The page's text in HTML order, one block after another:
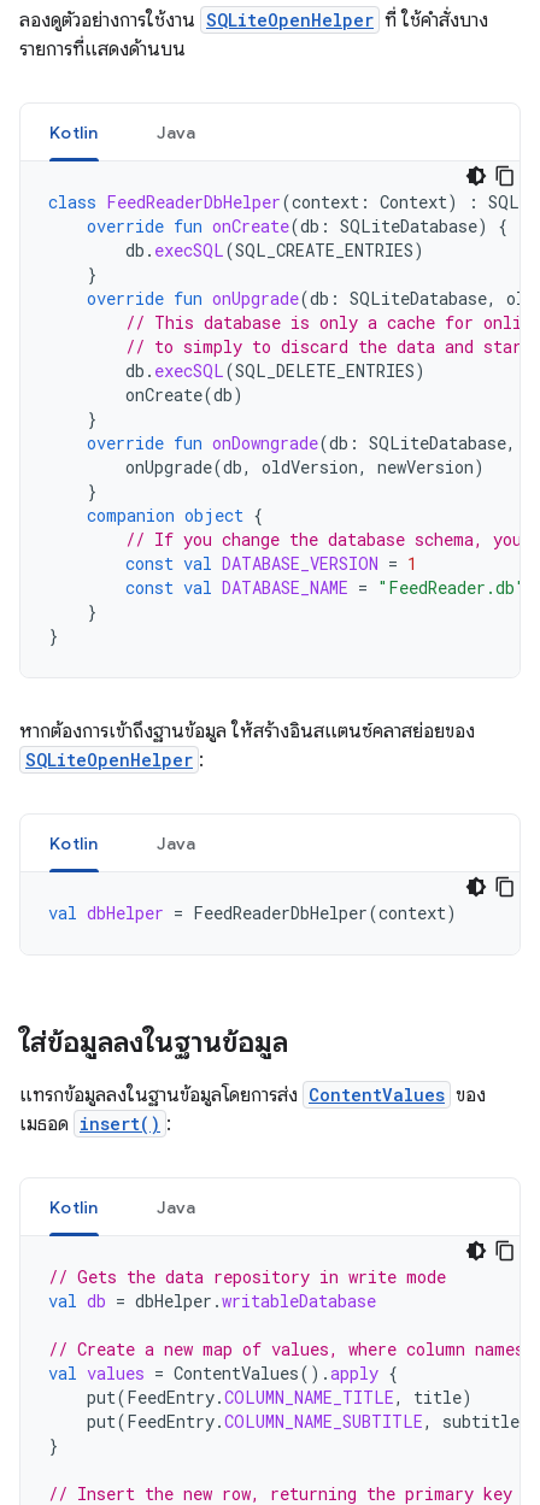
ลองดูตัวอย่างการใช้งาน SQLiteOpenHelper ที่ ใช้คำสั่งบาง
รายการที่แสดงด้านบน
Kotlin Java
class FeedReaderDbHelper(context : Context) :
override fun onCreate(db : SQLiteDatabase)
{
db . execSQL(SQL_CREATE_ENTRIES)
}
override fun onUpgrade(db : SQLiteDatabase,
// This database is only a cache for
// to simply to discard the data and start
db . execSQL(SQL_DELETE_ENTRIES)
onCreate(db)
}
override fun onDowngrade(db : SQLiteDatabase,
onUpgrade(db, oldVersion, newVersion)
}
companion object {
// If you change the database schema, you
const val DATABASE_VERSION = 1
const val DATABASE_NAME = "FeedReader.db"
}
}
หากต้องการเข้าถึงฐานข้อมูล ให้สร้างอินสแตนซ์คลาสย่อยของ
SQLiteOpenHelper :
Kotlin Java
val dbHelper = FeedReaderDbHelper(context)
ใส่ข้อมูลลงในฐานข้อมูล
แทรกข้อมูลลงในฐานข้อมูลโดยการส่ง ContentValues ของ
เมธอด insert() :
Kotlin Java
// Gets the data repository in write mode
val db = dbHelper .writableDatabase
// Create a new map of values, where column names
val values = ContentValues().apply {
put(FeedEntry.COLUMN_NAME_TITLE, title)
put(FeedEntry.COLUMN_NAME_SUBTITLE, subtitle
}
// Insert the new row, returning the primary key